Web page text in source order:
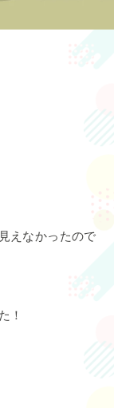
えなかったので
！